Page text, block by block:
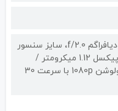
لنز واید، دریچه دیافراگم f/2.0، سایز سنسور
1/3.1 اینچ، سایز پیکسل 1.12 میکرومتر /
فیلمبرداری با رزولوشن 1080p با سرعت 30